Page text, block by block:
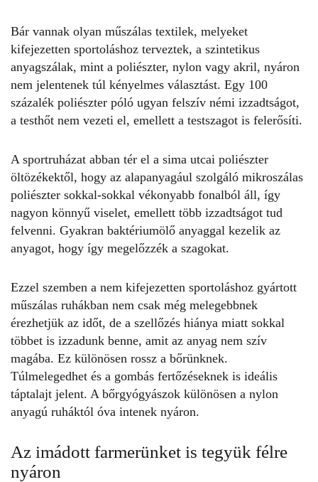
Bár vannak olyan műszálas textilek, melyeket
kifejezetten sportoláshoz terveztek, a szintetikus
anyagszálak, mint a poliészter, nylon vagy akril, nyáron
nem jelentenek túl kényelmes választást. Egy 100
százalék poliészter póló ugyan felszív némi izzadtságot,
a testhőt nem vezeti el, emellett a testszagot is felerősíti.
A sportruházat abban tér el a sima utcai poliészter
öltözékektől, hogy az alapanyagául szolgáló mikroszálas
poliészter sokkal-sokkal vékonyabb fonalból áll, így
nagyon könnyű viselet, emellett több izzadtságot tud
felvenni. Gyakran baktériumölő anyaggal kezelik az
anyagot, hogy így megelőzzék a szagokat.
Ezzel szemben a nem kifejezetten sportoláshoz gyártott
műszálas ruhákban nem csak még melegebbnek
érezhetjük az időt, de a szellőzés hiánya miatt sokkal
többet is izzadunk benne, amit az anyag nem szív
magába. Ez különösen rossz a bőrünknek.
Túlmelegedhet és a gombás fertőzéseknek is ideális
táptalajt jelent. A bőrgyógyászok különösen a nylon
anyagú ruháktól óva intenek nyáron.
Az imádott farmerünket is tegyük félre
nyáron